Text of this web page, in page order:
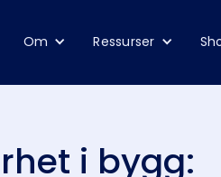
Om Ressurser
i bygg: